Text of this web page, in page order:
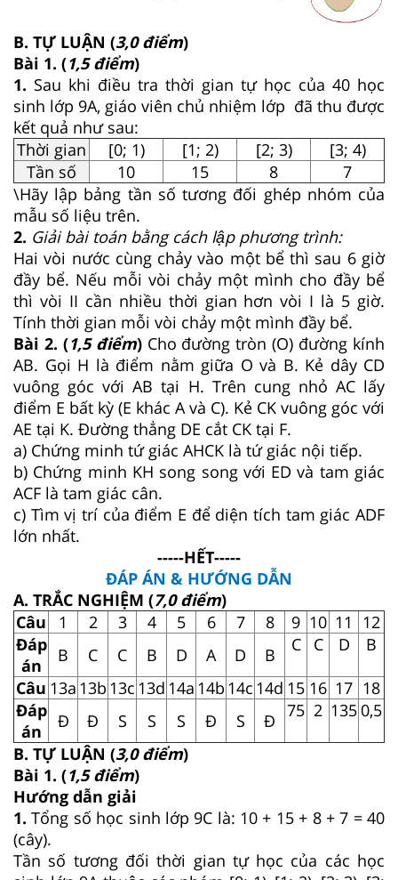
B. TỰ LUẬN (3,0 điểm)
Bài 1. (1,5 điểm)
1. Sau khi điều tra thời gian tự học của 40 học
sinh lớp 9A, giáo viên chủ nhiệm lớp đã thu được
kết quả như sau:
Thời gian
[0; 1) [1; 2) [2; 3)
[3; 4)
Tần số
10 15 8
7
\Hãy lập bảng tần số tương đối ghép nhóm của
mẫu số liệu trên.
2. Giải bài toán bằng cách lập phương trình:
Hai vòi nước cùng chảy vào một bể thì sau 6 giờ
đầy bể. Nếu mỗi vòi chảy một mình cho đầy bể
thì vòi II cần nhiều thời gian hơn vòi I là 5 giờ.
Tính thời gian mỗi vòi chảy một mình đầy bể.
Bài 2. (1,5 điểm) Cho đường tròn (O) đường kính
AB. Gọi H là điểm nằm giữa O và B. Kẻ dây CD
vuông góc với AB tại H. Trên cung nhỏ AC lấy
điểm E bất kỳ (E khác A và C). Kẻ CK vuông góc với
AE tại K. Đường thẳng DE cắt CK tại F.
a) Chứng minh tứ giác AHCK là tứ giác nội tiếp.
b) Chứng minh KH song song với ED và tam giác
ACF là tam giác cân.
c) Tìm vị trí của điểm E để diện tích tam giác ADF
lớn nhất.
-----HẾT-----
ĐÁP ÁN & HƯỚNG DẪN
A. TRẮC NGHIỆM (7,0 điểm)
Câu
1 2 3 4 5 6 7 8 9 10 11
12
Đáp
án
B C C B D A D B C C D B
Câu 13a 13b 13c 13d 14a 14b 14c 14d 15 16 17 18
Đáp
án
Đ Đ S S S Đ S Đ 75 2 1350,5
B. TỰ LUẬN (3,0 điểm)
Bài 1. (1,5 điểm)
Hướng dẫn giải
1.Tổng số học sinh lớp 9C là: 10 + 15 + 8 + 7 = 40
(cây).
Tần số tương đối thời gian tự học của các học